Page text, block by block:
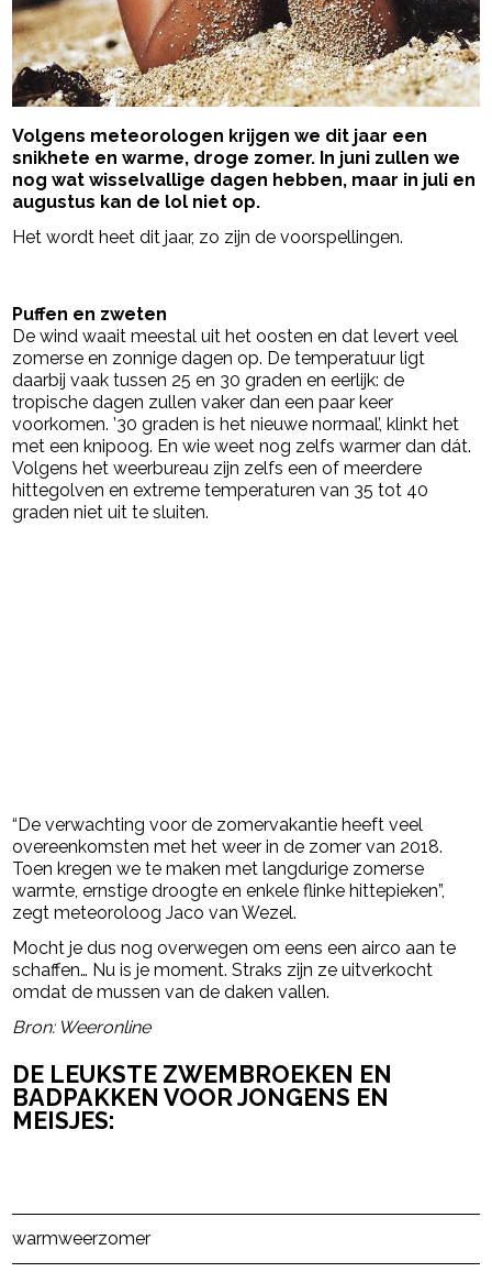
Volgens meteorologen krijgen we dit jaar een
snikhete en warme, droge zomer. In juni zullen we
nog wat wisselvallige dagen hebben, maar in juli en
augustus kan de lol niet op.
Het wordt heet dit jaar, zo zijn de voorspellingen.
Puffen en zweten
De wind waait meestal uit het oosten en dat levert veel
zomerse en zonnige dagen op. De temperatuur ligt
daarbij vaak tussen 25 en 30 graden en eerlijk: de
tropische dagen zullen vaker dan een paar keer
voorkomen. ’30 graden is het nieuwe normaal’, klinkt het
met een knipoog. En wie weet nog zelfs warmer dan dát.
Volgens het weerbureau zijn zelfs een of meerdere
hittegolven en extreme temperaturen van 35 tot 40
graden niet uit te sluiten.
“De verwachting voor de zomervakantie heeft veel
overeenkomsten met het weer in de zomer van 2018.
Toen kregen we te maken met langdurige zomerse
warmte, ernstige droogte en enkele flinke hittepieken”,
zegt meteoroloog Jaco van Wezel.
Mocht je dus nog overwegen om eens een airco aan te
schaffen… Nu is je moment. Straks zijn ze uitverkocht
omdat de mussen van de daken vallen.
Bron: Weeronline
DE LEUKSTE ZWEMBROEKEN EN
BADPAKKEN VOOR JONGENS EN
MEISJES:
warmweerzomer